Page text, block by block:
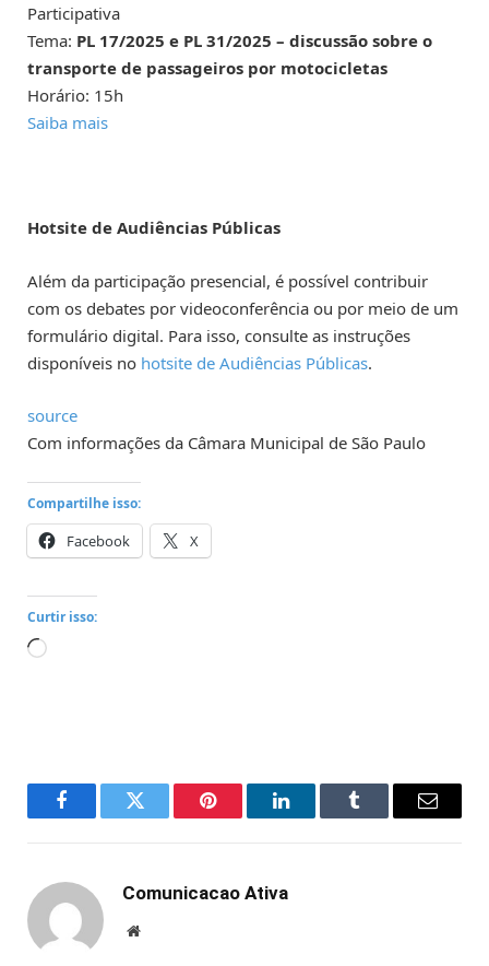
Participativa
Tema: PL 17/2025 e PL 31/2025 – discussão sobre o
transporte de passageiros por motocicletas
Horário: 15h
Saiba mais
Hotsite de Audiências Públicas
Além da participação presencial, é possível contribuir
com os debates por videoconferência ou por meio de um
formulário digital. Para isso, consulte as instruções
disponíveis no hotsite de Audiências Públicas.
source
Com informações da Câmara Municipal de São Paulo
Compartilhe isso:
Facebook X
Curtir isso:
Carregando...
FacebookTwitter Pinterest LinkedInTumblr Email
Comunicacao Ativa
Website